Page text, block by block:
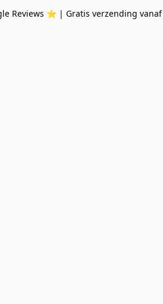
Reviews ⭐️ | Gratis verzending vanaf